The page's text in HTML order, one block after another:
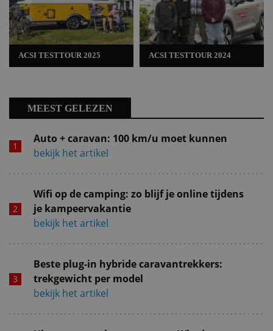
ACSI TESTTOUR 2025 ACSI TESTTOUR 2024
MEEST GELEZEN
Auto + caravan: 100 km/u moet kunnen
bekijk het artikel
Wifi op de camping: zo blijf je online tijdens
je kampeervakantie
bekijk het artikel
Beste plug-in hybride caravantrekkers:
trekgewicht per model
bekijk het artikel